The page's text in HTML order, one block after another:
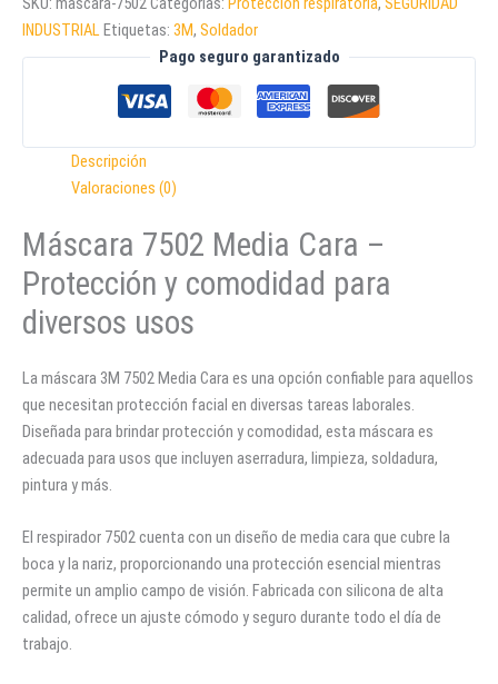
INDUSTRIAL Etiquetas: 3M, Soldador
Pago seguro garantizado
Descripción
Valoraciones (0)
Máscara 7502 Media Cara –
Protección y comodidad para
diversos usos
La máscara 3M 7502 Media Cara es una opción confiable para aquellos
que necesitan protección facial en diversas tareas laborales.
Diseñada para brindar protección y comodidad, esta máscara es
adecuada para usos que incluyen aserradura, limpieza, soldadura,
pintura y más.
El respirador 7502 cuenta con un diseño de media cara que cubre la
boca y la nariz, proporcionando una protección esencial mientras
permite un amplio campo de visión. Fabricada con silicona de alta
calidad, ofrece un ajuste cómodo y seguro durante todo el día de
trabajo.